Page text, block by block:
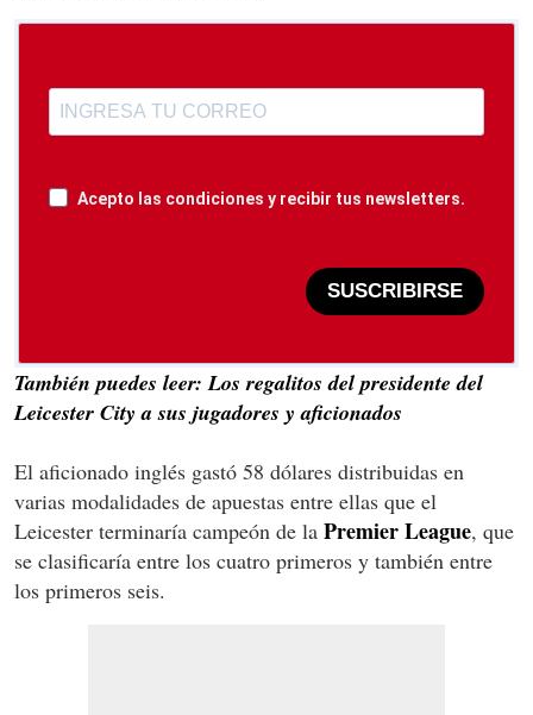
Acepto las condiciones y recibir tus newsletters.
SUSCRIBIRSE
También puedes leer: Los regalitos del presidente del
Leicester City a sus jugadores y aficionados
El aficionado inglés gastó 58 dólares distribuidas en
varias modalidades de apuestas entre ellas que el
Leicester terminaría campeón de la Premier League, que
se clasificaría entre los cuatro primeros y también entre
los primeros seis.